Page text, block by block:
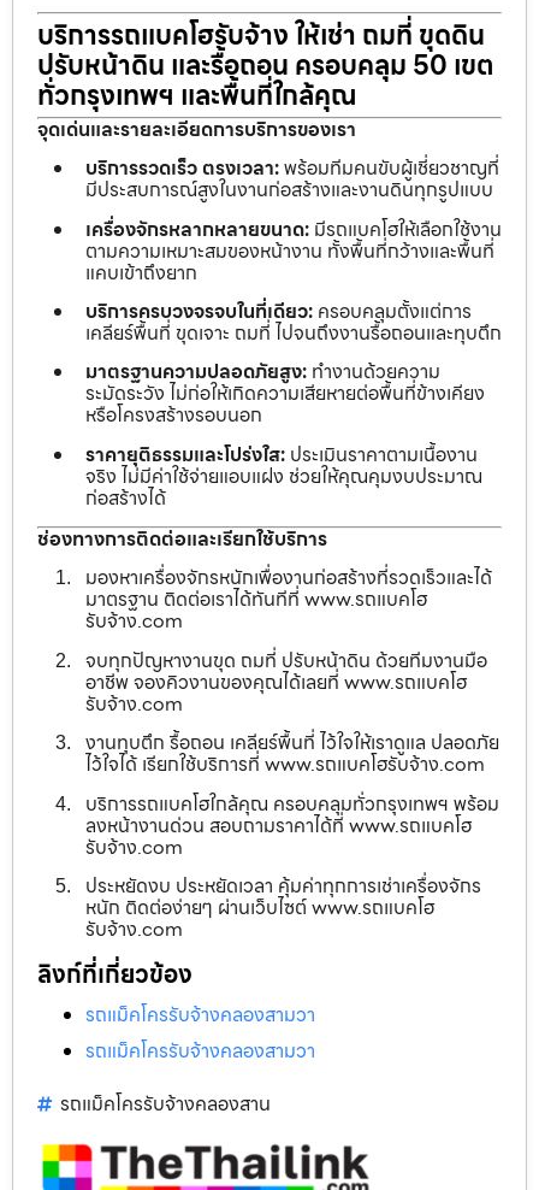
บริการรถแบคโฮรับจ้าง ให้เช่า ถมที่ ขุดดิน
ปรับหน้าดิน และรื้อถอน ครอบคลุม 50 เขต
ทั่วกรุงเทพฯ และพื้นที่ใกล้คุณ
จุดเด่นและรายละเอียดการบริการของเรา
บริการรวดเร็ว ตรงเวลา:พร้อมทีมคนขับผู้เชี่ยวชาญที่
มีประสบการณ์สูงในงานก่อสร้างและงานดินทุกรูปแบบ
เครื่องจักรหลากหลายขนาด: มีรถแบคโฮให้เลือกใช้งาน
ตามความเหมาะสมของหน้างาน ทั้งพื้นที่กว้างและพื้นที่
แคบเข้าถึงยาก
บริการครบวงจรจบในที่เดียว: ครอบคลุมตั้งแต่การ
เคลียร์พื้นที่ ขุดเจาะ ถมที่ ไปจนถึงงานรื้อถอนและทุบตึก
มาตรฐานความปลอดภัยสูง: ทำงานด้วยความ
ระมัดระวัง ไม่ก่อให้เกิดความเสียหายต่อพื้นที่ข้างเคียง
หรือโครงสร้างรอบนอก
ราคายุติธรรมและโปร่งใส: ประเมินราคาตามเนื้องาน
จริง ไม่มีค่าใช้จ่ายแอบแฝง ช่วยให้คุณคุมงบประมาณ
ก่อสร้างได้
ช่องทางการติดต่อและเรียกใช้บริการ
มองหาเครื่องจักรหนักเพื่องานก่อสร้างที่รวดเร็วและได้
มาตรฐาน ติดต่อเราได้ทันทีที่ www.รถแบคโฮ
รับจ้าง.com
จบทุกปัญหางานขุด ถมที่ ปรับหน้าดิน ด้วยทีมงานมือ
อาชีพ จองคิวงานของคุณได้เลยที่ www.รถแบคโฮ
รับจ้าง.com
งานทุบตึก รื้อถอน เคลียร์พื้นที่ ไว้ใจให้เราดูแล ปลอดภัย
ไว้ใจได้ เรียกใช้บริการที่ www.รถแบคโฮรับจ้าง.com
บริการรถแบคโฮใกล้คุณ ครอบคลุมทั่วกรุงเทพฯ พร้อม
ลงหน้างานด่วน สอบถามราคาได้ที่ www.รถแบคโฮ
รับจ้าง.com
ประหยัดงบ ประหยัดเวลา คุ้มค่าทุกการเช่าเครื่องจักร
หนัก ติดต่อง่ายๆ ผ่านเว็บไซต์ www.รถแบคโฮ
รับจ้าง.com
ลิงก์ที่เกี่ยวข้อง
รถแม็คโครรับจ้างคลองสามวา
รถแม็คโครรับจ้างคลองสามวา
รถแม็คโครรับจ้างคลองสาน